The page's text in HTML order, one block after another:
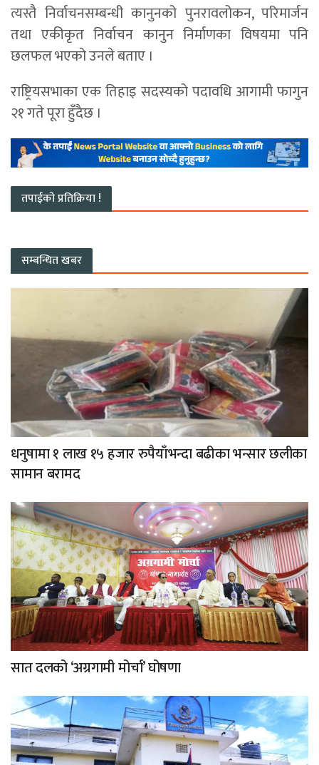
त्यस्तै निर्वाचनसम्बन्धी कानुनको पुनरावलोकन, परिमार्जन
तथा एकीकृत निर्वाचन कानुन निर्माणका विषयमा पनि
छलफल भएको उनले बताए ।
राष्ट्रियसभाका एक तिहाइ सदस्यको पदावधि आगामी फागुन
२१ गते पूरा हुँदैछ ।
तपाईको प्रतिक्रिया !
सम्बन्धित खबर
धनुषामा १ लाख १५ हजार रुपैयाँभन्दा बढीका भन्सार छलीका
सामान बरामद
सात दलको ‘अग्रगामी मोर्चा’ घोषणा